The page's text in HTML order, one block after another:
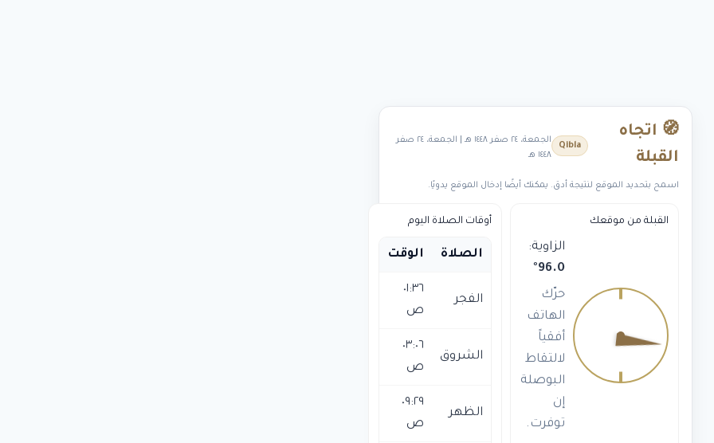
🧭 اتجاه
القبلة
Qibla
الجمعة، ٢٤ صفر ١٤٤٨ هـ | الجمعة، ٢٤ صفر
١٤٤٨ هـ
اسمح بتحديد الموقع لنتيجة أدق. يمكنك أيضًا إدخال الموقع يدويًا.
القبلة من موقعك
الزاوية:
96.0
°
حرّك
الهاتف
أفقياً
لالتقاط
البوصلة
إن
توفرت.
أوقات الصلاة اليوم
الصلاة الوقت
الفجر
٠١:٣٦
ص
الشروق
٠٣:٠٦
ص
الظهر
٠٩:٢٩
ص